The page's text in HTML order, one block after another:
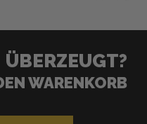
ÜBERZEUGT?
WARENKORB